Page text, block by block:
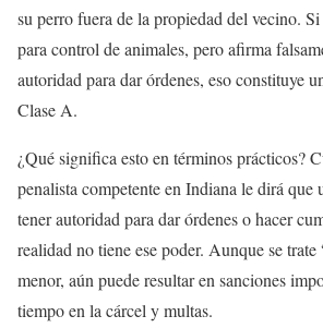
su perro fuera de la propiedad del vecino.
para control de animales, pero afirma
autoridad para dar órdenes, eso constituye
Clase A.
¿Qué significa esto en términos prácticos?
penalista competente en Indiana le dirá que
tener autoridad para dar órdenes o hacer
realidad no tiene ese poder. Aunque se
menor, aún puede resultar en sanciones
tiempo en la cárcel y multas.